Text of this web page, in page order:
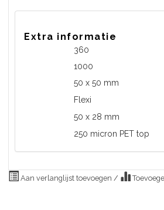
Extra informatie
360
1000
50 x 50 mm
Flexi
50 x 28 mm
250 micron PET top
Aan verlanglijst toevoegen /